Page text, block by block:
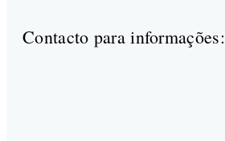
Contacto para informações: